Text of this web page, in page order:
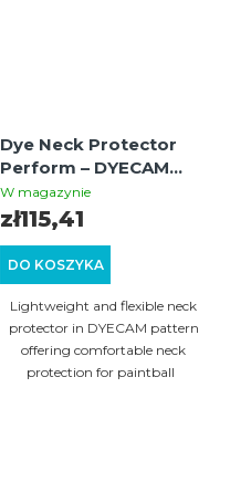
Dye Neck Protector
Perform – DYECAM
Camouflage Neck
Guard
W magazynie
DO KOSZYKA
zł115,41
Lightweight and flexible neck
protector in DYECAM pattern
offering comfortable neck
protection for paintball